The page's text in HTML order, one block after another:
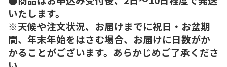
いたします。
※天候や注文状況、お届けまでに祝日・お盆期
間、年末年始をはさむ場合、お届けに日数がか
かることがございます。あらかじめご了承くださ